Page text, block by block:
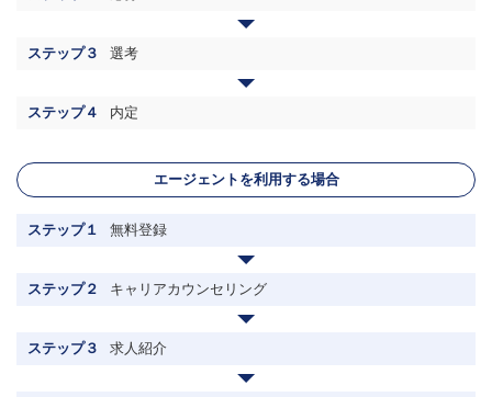
ステップ３ 選考
ステップ４ 内定
エージェントを利用する場合
ステップ１ 無料登録
ステップ２ キャリアカウンセリング
ステップ３ 求人紹介